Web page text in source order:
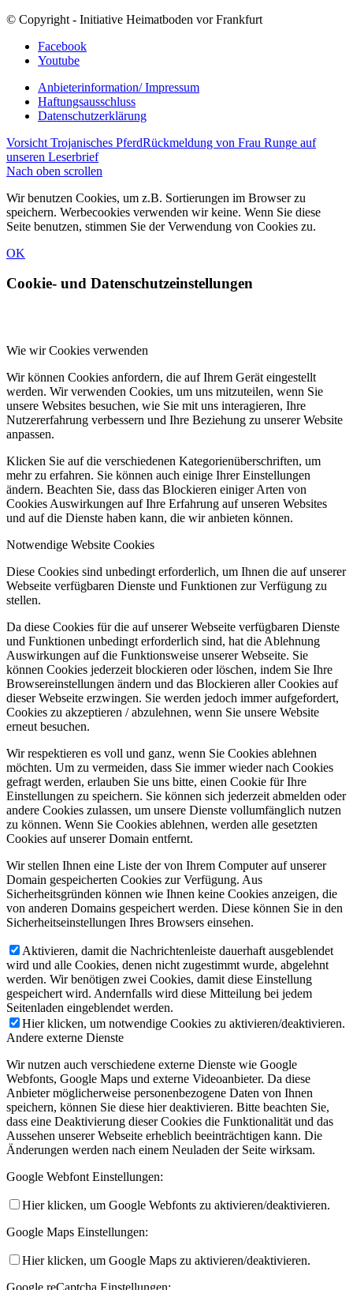
© Copyright - Initiative Heimatboden vor Frankfurt
Facebook
Youtube
Anbieterinformation/ Impressum
Haftungsausschluss
Datenschutzerklärung
Vorsicht Trojanisches PferdRückmeldung von Frau Runge auf
unseren Leserbrief
Nach oben scrollen
Wir benutzen Cookies, um z.B. Sortierungen im Browser zu
speichern. Werbecookies verwenden wir keine. Wenn Sie diese
Seite benutzen, stimmen Sie der Verwendung von Cookies zu.
OK
Cookie- und Datenschutzeinstellungen
Wie wir Cookies verwenden
Wir können Cookies anfordern, die auf Ihrem Gerät eingestellt
werden. Wir verwenden Cookies, um uns mitzuteilen, wenn Sie
unsere Websites besuchen, wie Sie mit uns interagieren, Ihre
Nutzererfahrung verbessern und Ihre Beziehung zu unserer Website
anpassen.
Klicken Sie auf die verschiedenen Kategorienüberschriften, um
mehr zu erfahren. Sie können auch einige Ihrer Einstellungen
ändern. Beachten Sie, dass das Blockieren einiger Arten von
Cookies Auswirkungen auf Ihre Erfahrung auf unseren Websites
und auf die Dienste haben kann, die wir anbieten können.
Notwendige Website Cookies
Diese Cookies sind unbedingt erforderlich, um Ihnen die auf unserer
Webseite verfügbaren Dienste und Funktionen zur Verfügung zu
stellen.
Da diese Cookies für die auf unserer Webseite verfügbaren Dienste
und Funktionen unbedingt erforderlich sind, hat die Ablehnung
Auswirkungen auf die Funktionsweise unserer Webseite. Sie
können Cookies jederzeit blockieren oder löschen, indem Sie Ihre
Browsereinstellungen ändern und das Blockieren aller Cookies auf
dieser Webseite erzwingen. Sie werden jedoch immer aufgefordert,
Cookies zu akzeptieren / abzulehnen, wenn Sie unsere Website
erneut besuchen.
Wir respektieren es voll und ganz, wenn Sie Cookies ablehnen
möchten. Um zu vermeiden, dass Sie immer wieder nach Cookies
gefragt werden, erlauben Sie uns bitte, einen Cookie für Ihre
Einstellungen zu speichern. Sie können sich jederzeit abmelden oder
andere Cookies zulassen, um unsere Dienste vollumfänglich nutzen
zu können. Wenn Sie Cookies ablehnen, werden alle gesetzten
Cookies auf unserer Domain entfernt.
Wir stellen Ihnen eine Liste der von Ihrem Computer auf unserer
Domain gespeicherten Cookies zur Verfügung. Aus
Sicherheitsgründen können wie Ihnen keine Cookies anzeigen, die
von anderen Domains gespeichert werden. Diese können Sie in den
Sicherheitseinstellungen Ihres Browsers einsehen.
Aktivieren, damit die Nachrichtenleiste dauerhaft ausgeblendet
wird und alle Cookies, denen nicht zugestimmt wurde, abgelehnt
werden. Wir benötigen zwei Cookies, damit diese Einstellung
gespeichert wird. Andernfalls wird diese Mitteilung bei jedem
Seitenladen eingeblendet werden.
Hier klicken, um notwendige Cookies zu aktivieren/deaktivieren.
Andere externe Dienste
Wir nutzen auch verschiedene externe Dienste wie Google
Webfonts, Google Maps und externe Videoanbieter. Da diese
Anbieter möglicherweise personenbezogene Daten von Ihnen
speichern, können Sie diese hier deaktivieren. Bitte beachten Sie,
dass eine Deaktivierung dieser Cookies die Funktionalität und das
Aussehen unserer Webseite erheblich beeinträchtigen kann. Die
Änderungen werden nach einem Neuladen der Seite wirksam.
Google Webfont Einstellungen:
Hier klicken, um Google Webfonts zu aktivieren/deaktivieren.
Google Maps Einstellungen:
Hier klicken, um Google Maps zu aktivieren/deaktivieren.